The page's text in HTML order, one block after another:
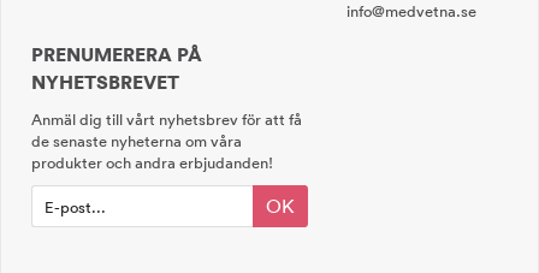
info@medvetna.se
PRENUMERERA PÅ
NYHETSBREVET
Anmäl dig till vårt nyhetsbrev för att få
de senaste nyheterna om våra
produkter och andra erbjudanden!
OK